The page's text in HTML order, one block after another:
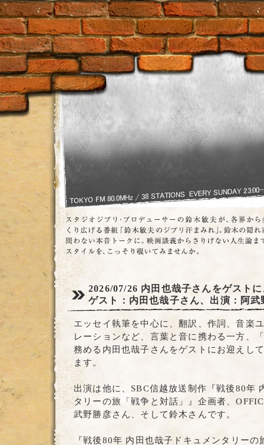
2026/07/26 内田也哉子さんをゲスト
ゲスト：内田也哉子さん、出演：阿武
エッセイ執筆を中心に、翻訳、作詞、音楽
レーションなど、言葉と音に携わる一方、
務める内田也哉子さんをゲストにお迎えし
ます。
出演は他に、SBC信越放送制作『戦後80年
タリーの旅「戦争と対話」』企画者、
武野勝彦さん、そして鈴木さんです。
『戦後80年 内田也哉子ドキュメンタリー